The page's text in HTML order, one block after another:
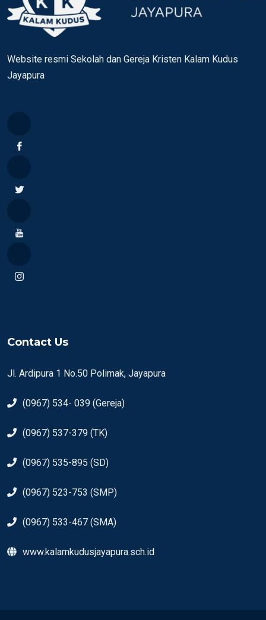
Website resmi Sekolah dan Gereja Kristen Kalam Kudus
Jayapura
Contact Us
Jl. Ardipura 1 No.50 Polimak, Jayapura
(0967) 534- 039 (Gereja)
(0967) 537-379 (TK)
(0967) 535-895 (SD)
(0967) 523-753 (SMP)
(0967) 533-467 (SMA)
www.kalamkudusjayapura.sch.id